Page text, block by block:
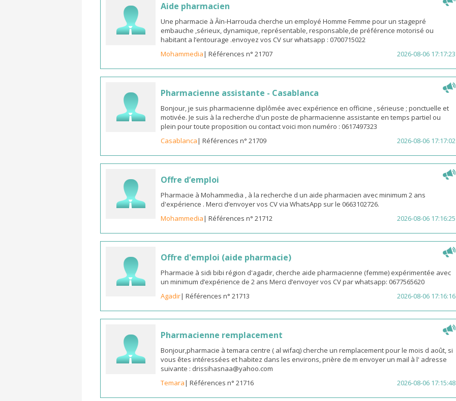
Aide pharmacien
Une pharmacie à Âïn-Harrouda cherche un employé Homme Femme pour un stagepré
embauche ,sérieux, dynamique, représentable, responsable,de préférence motorisé ou
habitant a l’entourage .envoyez vos CV sur whatsapp : 0700715022
Mohammedia| Références n° 21707 2026-08-06 17:17:23
Pharmacienne assistante - Casablanca
Bonjour, je suis pharmacienne diplômée avec expérience en officine , sérieuse ; ponctuelle et
motivée. Je suis à la recherche d'un poste de pharmacienne assistante en temps partiel ou
plein pour toute proposition ou contact voici mon numéro : 0617497323
Casablanca| Références n° 21709 2026-08-06 17:17:02
Offre d’emploi
Pharmacie à Mohammedia , à la recherche d un aide pharmacien avec minimum 2 ans
d'expérience . Merci d’envoyer vos CV via WhatsApp sur le 0663102726.
Mohammedia| Références n° 21712 2026-08-06 17:16:25
Offre d'emploi (aide pharmacie)
Pharmacie à sidi bibi région d'agadir, cherche aide pharmacienne (femme) expérimentée avec
un minimum d’expérience de 2 ans Merci d’envoyer vos CV par whatsapp: 0677565620
Agadir| Références n° 21713 2026-08-06 17:16:16
Pharmacienne remplacement
Bonjour,pharmacie à temara centre ( al wifaq) cherche un remplacement pour le mois d août, si
vous êtes intéressées et habitez dans les environs, prière de m envoyer un mail à l' adresse
suivante : drissihasnaa@yahoo.com
Temara| Références n° 21716 2026-08-06 17:15:48